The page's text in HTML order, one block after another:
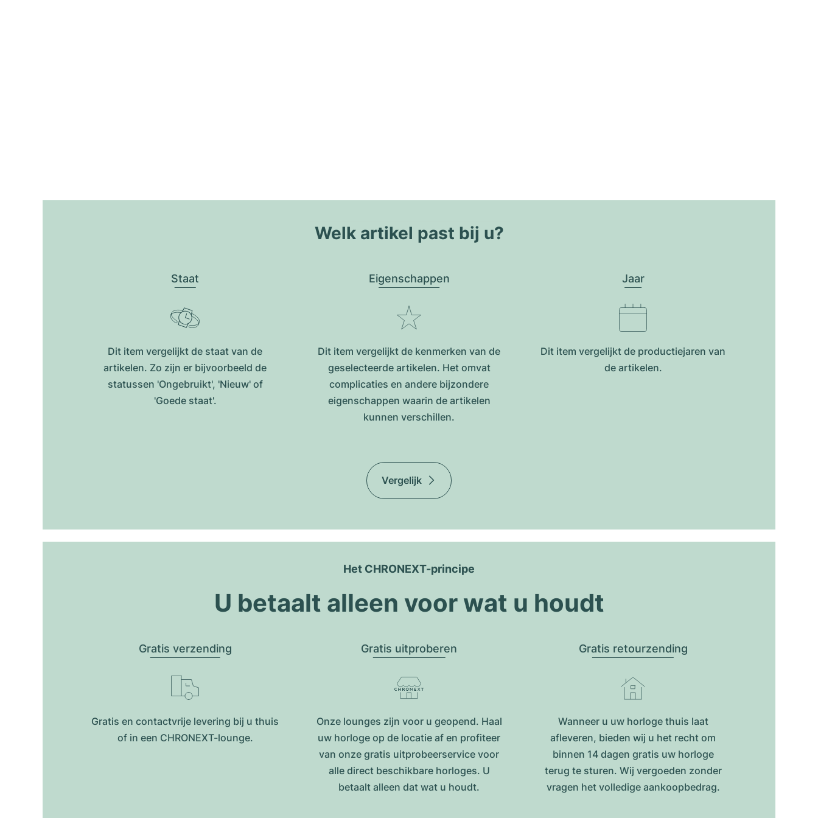
Welk artikel past bij u?
Staat
Dit item vergelijkt de staat van de
artikelen. Zo zijn er bijvoorbeeld de
statussen 'Ongebruikt', 'Nieuw' of
'Goede staat'.
Eigenschappen
Dit item vergelijkt de kenmerken van de
geselecteerde artikelen. Het omvat
complicaties en andere bijzondere
eigenschappen waarin de artikelen
kunnen verschillen.
Jaar
Dit item vergelijkt de productiejar​en van
de artikelen.
Vergelijk
Het CHRONEXT-principe
U betaalt alleen voor wat u houdt
Gratis verzending
Gratis en contactvrije levering bij u thuis
of in een CHRONEXT-lounge.
Gratis uitproberen
Onze lounges zijn voor u geopend. Haal
uw horloge op de locatie af en profiteer
van onze gratis uitprobeerservice voor
alle direct beschikbare horloges. U
betaalt alleen dat wat u houdt.
Gratis retourzending
Wanneer u uw horloge thuis laat
afleveren, bieden wij u het recht om
binnen 14 dagen gratis uw horloge
terug te sturen. Wij vergoeden zonder
vragen het volledige aankoopbedrag.